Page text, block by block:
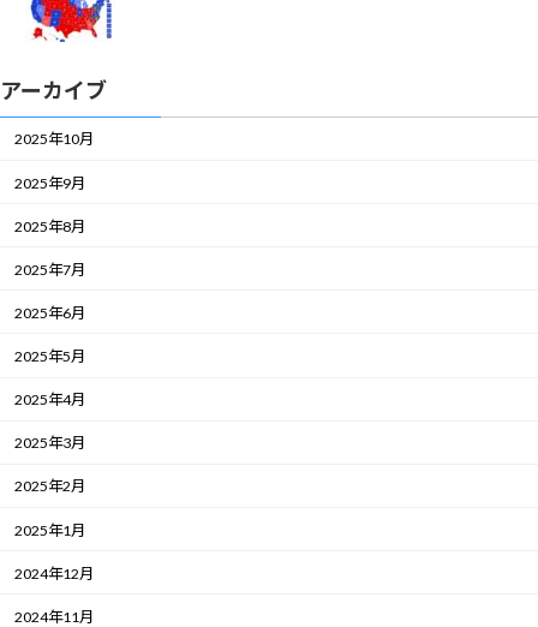
アーカイブ
2025年10月
2025年9月
2025年8月
2025年7月
2025年6月
2025年5月
2025年4月
2025年3月
2025年2月
2025年1月
2024年12月
2024年11月